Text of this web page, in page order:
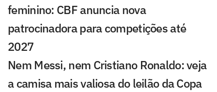
feminino: CBF anuncia nova
patrocinadora para competições até
2027
Nem Messi, nem Cristiano Ronaldo: veja
a camisa mais valiosa do leilão da Copa